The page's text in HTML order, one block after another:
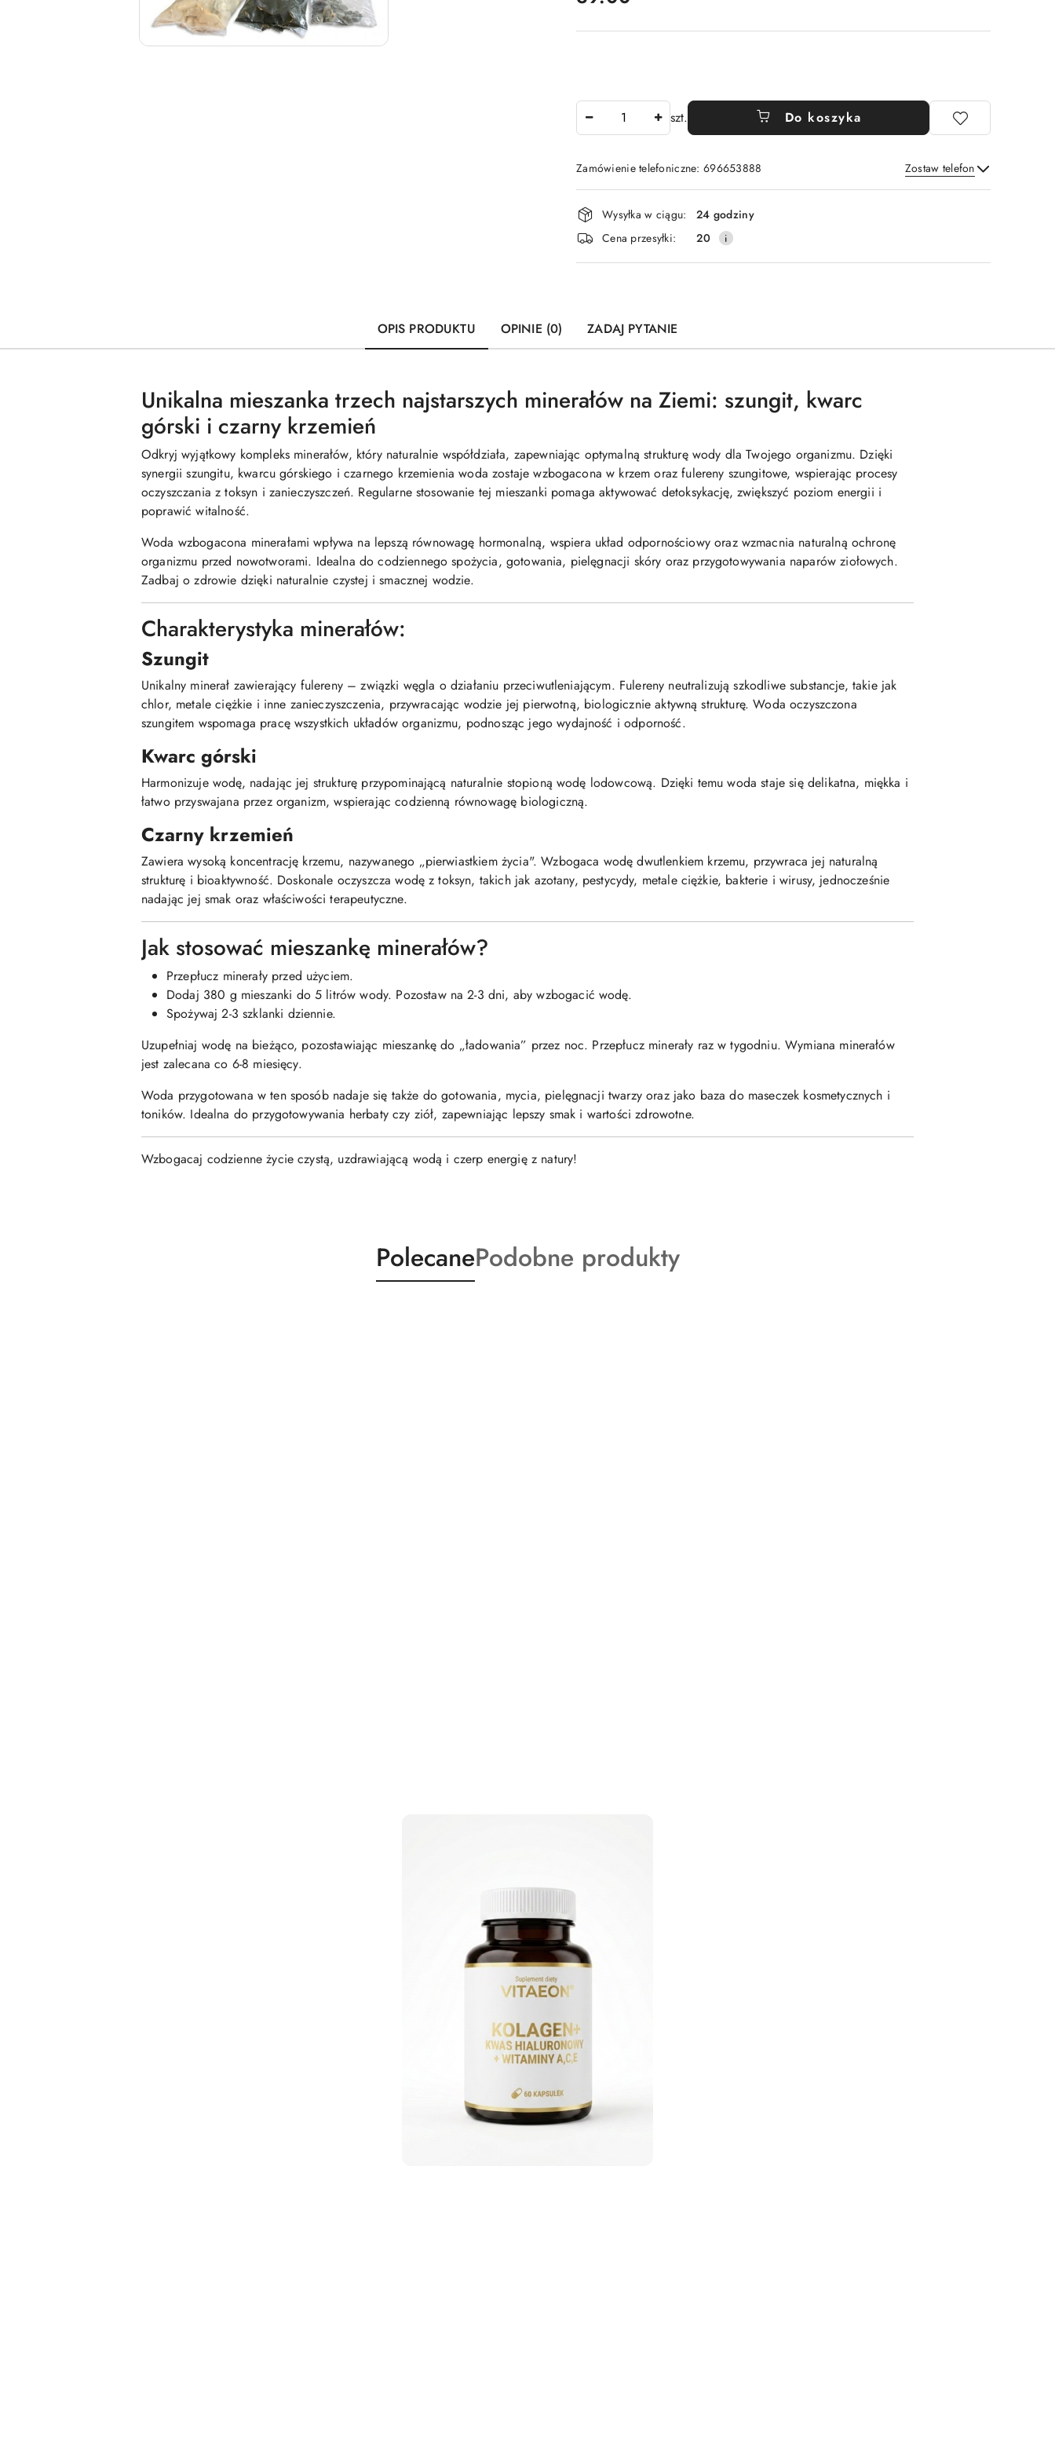
szt. Do koszyka
Zamówienie telefoniczne: 696653888 Zostaw telefon
Wyślij
Dostępność
i
dostawa
Wysyłka w ciągu:
24 godziny
Cena przesyłki:
20
OPIS PRODUKTU OPINIE (0) ZADAJ PYTANIE
Unikalna mieszanka trzech najstarszych minerałów na Ziemi: szungit, kwarc
górski i czarny krzemień
Odkryj wyjątkowy kompleks minerałów, który naturalnie współdziała, zapewniając optymalną strukturę wody dla Twojego organizmu. Dzięki
synergii szungitu, kwarcu górskiego i czarnego krzemienia woda zostaje wzbogacona w krzem oraz fulereny szungitowe, wspierając procesy
oczyszczania z toksyn i zanieczyszczeń. Regularne stosowanie tej mieszanki pomaga aktywować detoksykację, zwiększyć poziom energii i
poprawić witalność.
Woda wzbogacona minerałami wpływa na lepszą równowagę hormonalną, wspiera układ odpornościowy oraz wzmacnia naturalną ochronę
organizmu przed nowotworami. Idealna do codziennego spożycia, gotowania, pielęgnacji skóry oraz przygotowywania naparów ziołowych.
Zadbaj o zdrowie dzięki naturalnie czystej i smacznej wodzie.
Charakterystyka minerałów:
Szungit
Unikalny minerał zawierający fulereny – związki węgla o działaniu przeciwutleniającym. Fulereny neutralizują szkodliwe substancje, takie jak
chlor, metale ciężkie i inne zanieczyszczenia, przywracając wodzie jej pierwotną, biologicznie aktywną strukturę. Woda oczyszczona
szungitem wspomaga pracę wszystkich układów organizmu, podnosząc jego wydajność i odporność.
Kwarc górski
Harmonizuje wodę, nadając jej strukturę przypominającą naturalnie stopioną wodę lodowcową. Dzięki temu woda staje się delikatna, miękka i
łatwo przyswajana przez organizm, wspierając codzienną równowagę biologiczną.
Czarny krzemień
Zawiera wysoką koncentrację krzemu, nazywanego „pierwiastkiem życia". Wzbogaca wodę dwutlenkiem krzemu, przywraca jej naturalną
strukturę i bioaktywność. Doskonale oczyszcza wodę z toksyn, takich jak azotany, pestycydy, metale ciężkie, bakterie i wirusy, jednocześnie
nadając jej smak oraz właściwości terapeutyczne.
Jak stosować mieszankę minerałów?
Przepłucz minerały przed użyciem.
Dodaj 380 g mieszanki do 5 litrów wody. Pozostaw na 2-3 dni, aby wzbogacić wodę.
Spożywaj 2-3 szklanki dziennie.
Uzupełniaj wodę na bieżąco, pozostawiając mieszankę do „ładowania” przez noc. Przepłucz minerały raz w tygodniu. Wymiana minerałów
jest zalecana co 6-8 miesięcy.
Woda przygotowana w ten sposób nadaje się także do gotowania, mycia, pielęgnacji twarzy oraz jako baza do maseczek kosmetycznych i
toników. Idealna do przygotowywania herbaty czy ziół, zapewniając lepszy smak i wartości zdrowotne.
Wzbogacaj codzienne życie czystą, uzdrawiającą wodą i czerp energię z natury!
Produkty
o
PolecaneProdukty
o
Podobne produkty